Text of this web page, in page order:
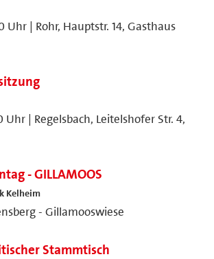
Uhr | Rohr, Hauptstr. 14, Gasthaus
Uhr | Regelsbach, Leitelshofer Str. 4,
- GILLAMOOS
Kelheim
- Gillamooswiese
Stammtisch